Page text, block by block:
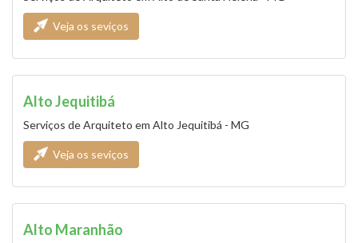
Veja os seviços
Alto Jequitibá
Serviços de Arquiteto em Alto Jequitibá - MG
Veja os seviços
Alto Maranhão